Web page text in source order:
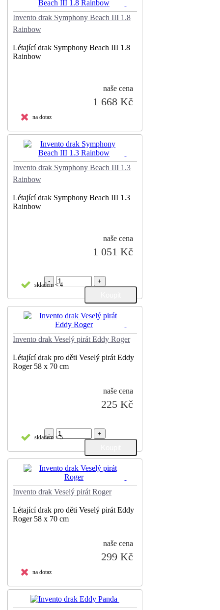
Invento drak Symphony Beach III 1.8
Rainbow
Létající drak Symphony Beach III 1.8
Rainbow
naše cena
1 668 Kč
na dotaz
Invento drak Symphony Beach III 1.3
Rainbow
Létající drak Symphony Beach III 1.3
Rainbow
naše cena
1 051 Kč
skladem < 4
- +
Invento drak Veselý pirát Eddy Roger
Létající drak pro děti Veselý pirát Eddy
Roger 58 x 70 cm
naše cena
225 Kč
skladem > 5
- +
Invento drak Veselý pirát Roger
Létající drak pro děti Veselý pirát Eddy
Roger 58 x 70 cm
naše cena
299 Kč
na dotaz